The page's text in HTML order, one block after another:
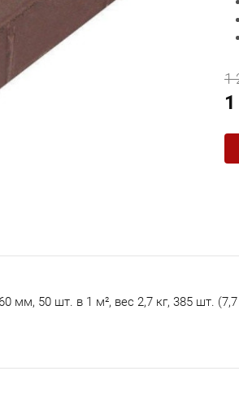
1
мм, 50 шт. в 1 м², вес 2,7 кг, 385 шт.